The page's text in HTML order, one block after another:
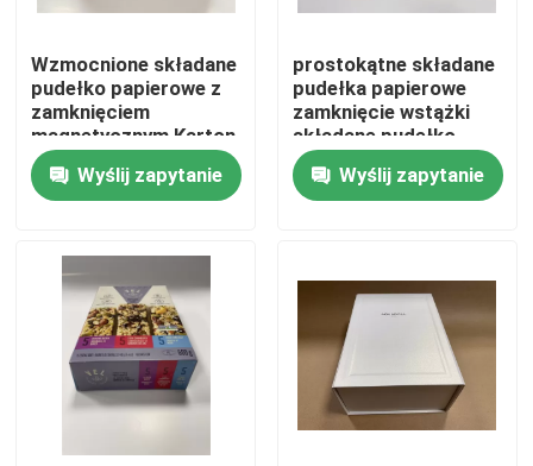
Do domu
Produkty
Filmy
O nas
Wycieczka po fabryce
Wzmocnione składane
pudełko papierowe z
zamknięciem
magnetycznym Karton
prostokątny
Wyślij zapytanie
prostokątne składane
pudełka papierowe
zamknięcie wstążki
składane pudełko
papierowe
Wyślij zapytanie